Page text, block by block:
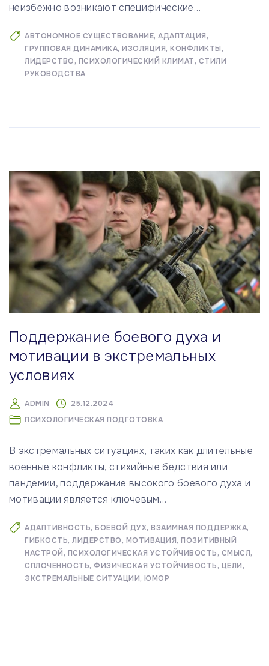
неизбежно возникают специфические…
АВТОНОМНОЕ СУЩЕСТВОВАНИЕ АДАПТАЦИЯ
ГРУППОВАЯ ДИНАМИКА ИЗОЛЯЦИЯ КОНФЛИКТЫ
ЛИДЕРСТВО ПСИХОЛОГИЧЕСКИЙ КЛИМАТ СТИЛИ
РУКОВОДСТВА
Поддержание боевого духа и
мотивации в экстремальных
условиях
ADMIN
25.12.2024
ПСИХОЛОГИЧЕСКАЯ ПОДГОТОВКА
В экстремальных ситуациях, таких как длительные
военные конфликты, стихийные бедствия или
пандемии, поддержание высокого боевого духа и
мотивации является ключевым…
АДАПТИВНОСТЬ БОЕВОЙ ДУХ ВЗАИМНАЯ ПОДДЕРЖКА
ГИБКОСТЬ ЛИДЕРСТВО МОТИВАЦИЯ ПОЗИТИВНЫЙ
НАСТРОЙ ПСИХОЛОГИЧЕСКАЯ УСТОЙЧИВОСТЬ СМЫСЛ
СПЛОЧЕННОСТЬ ФИЗИЧЕСКАЯ УСТОЙЧИВОСТЬ ЦЕЛИ
ЭКСТРЕМАЛЬНЫЕ СИТУАЦИИ ЮМОР